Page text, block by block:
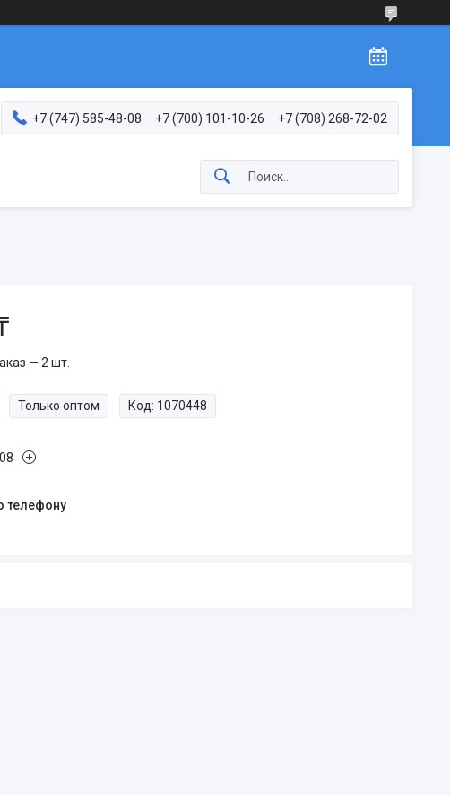
+7 (747) 585-48-08 +7 (700) 101-10-26 +7 (708) 268-72-02
— 2 шт.
Только оптом Код: 1070448
телефону